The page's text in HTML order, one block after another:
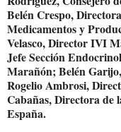
Belén Crespo,
Medicamentos y
Velasco, Director IVI
Jefe Sección
Marañón; Belén
Rogelio Ambrosi,
Cabañas, Directora de
España.